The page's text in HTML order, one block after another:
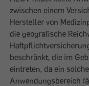
zwischen einem
Hersteller von
die geografische
beschränkt, die im
eintreten, da ein
Anwendungsbereich